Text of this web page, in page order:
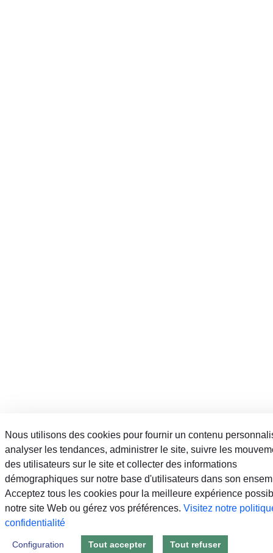
Nous utilisons des cookies pour fournir un contenu
analyser les tendances, administrer le site, suivre les
des utilisateurs sur le site et collecter des informations
démographiques sur notre base d'utilisateurs dans son
Acceptez tous les cookies pour la meilleure expérience
notre site Web ou gérez vos préférences. Visitez notre
confidentialité
Configuration Tout accepter Tout refuser